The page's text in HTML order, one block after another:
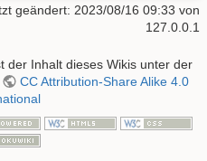
geändert: 2023/08/16 09:33 von
127.0.0.1
der Inhalt dieses Wikis unter der
CC Attribution-Share Alike 4.0